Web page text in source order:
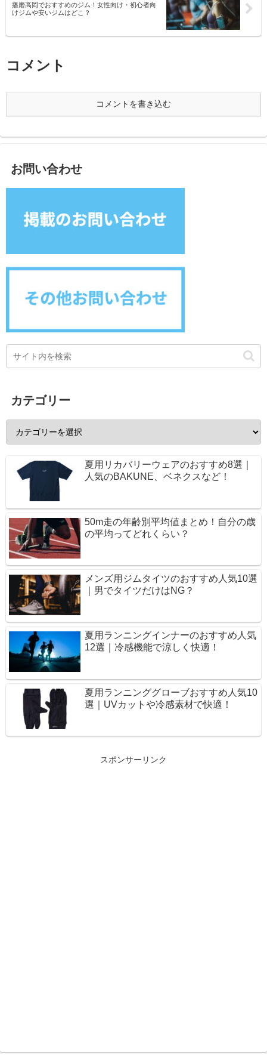
播磨高岡でおすすめのジム！女性向け・初心者向
けジムや安いジムはどこ？
コメント
コメントを書き込む
お問い合わせ
カテゴリー
夏用リカバリーウェアのおすすめ8選｜
人気のBAKUNE、ベネクスなど！
50m走の年齢別平均値まとめ！自分の歳
の平均ってどれくらい？
メンズ用ジムタイツのおすすめ人気10選
｜男でタイツだけはNG？
夏用ランニングインナーのおすすめ人気
12選｜冷感機能で涼しく快適！
夏用ランニンググローブおすすめ人気10
選｜UVカットや冷感素材で快適！
スポンサーリンク